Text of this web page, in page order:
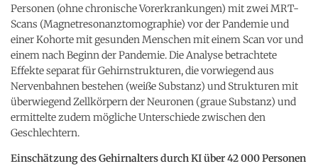
Personen (ohne chronische Vorerkrankungen) mit zwei MRT-
Scans (Magnetresonanztomographie) vor der Pandemie und
einer Kohorte mit gesunden Menschen mit einem Scan vor und
einem nach Beginn der Pandemie. Die Analyse betrachtete
Effekte separat für Gehirnstrukturen, die vorwiegend aus
Nervenbahnen bestehen (weiße Substanz) und Strukturen mit
überwiegend Zellkörpern der Neuronen (graue Substanz) und
ermittelte zudem mögliche Unterschiede zwischen den
Geschlechtern.
Einschätzung des Gehirnalters durch KI über 42 000 Personen